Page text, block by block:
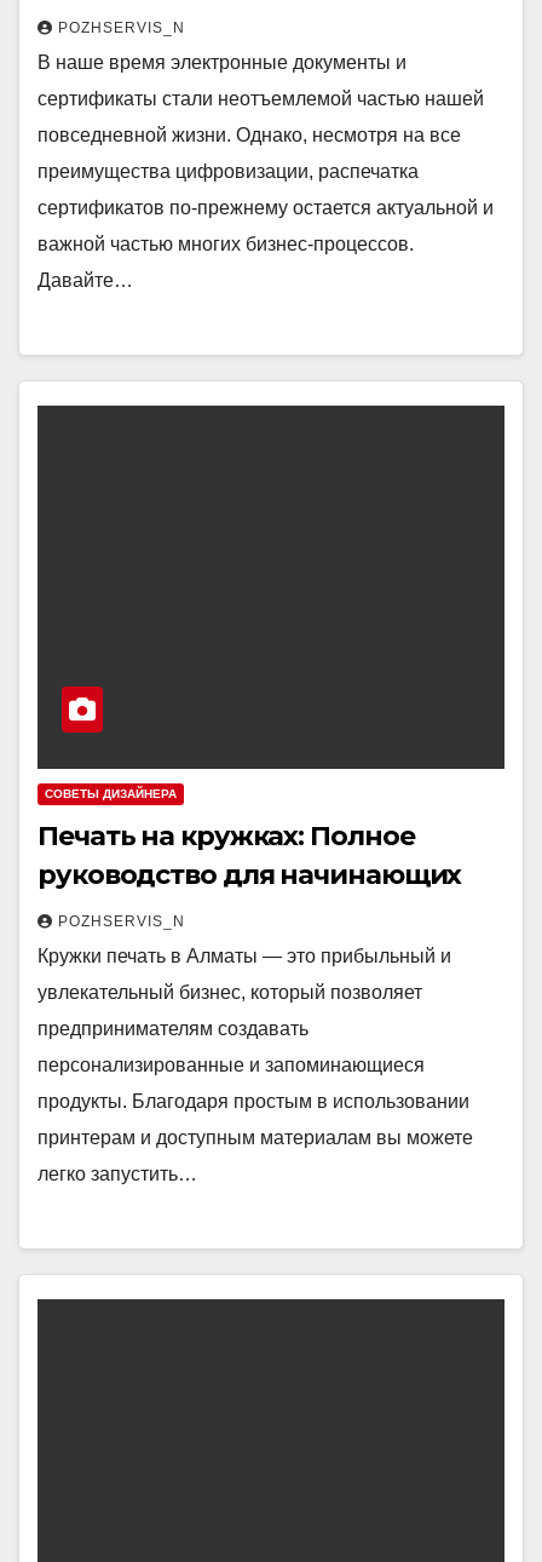
POZHSERVIS_N
В наше время электронные документы и
сертификаты стали неотъемлемой частью нашей
повседневной жизни. Однако, несмотря на все
преимущества цифровизации, распечатка
сертификатов по-прежнему остается актуальной и
важной частью многих бизнес-процессов.
Давайте…
СОВЕТЫ ДИЗАЙНЕРА
Печать на кружках: Полное
руководство для начинающих
POZHSERVIS_N
Кружки печать в Алматы — это прибыльный и
увлекательный бизнес, который позволяет
предпринимателям создавать
персонализированные и запоминающиеся
продукты. Благодаря простым в использовании
принтерам и доступным материалам вы можете
легко запустить…